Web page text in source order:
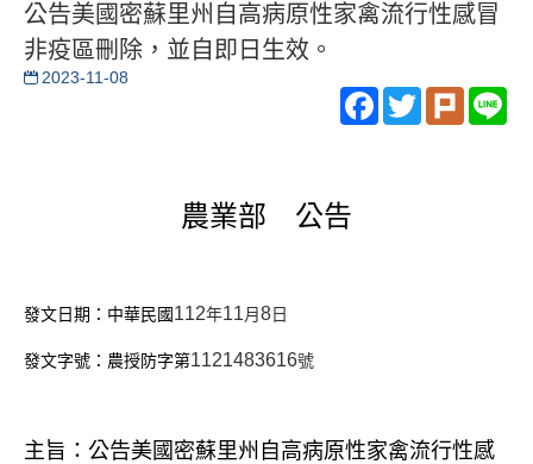
公告美國密蘇里州自高病原性家禽流行性感冒
非疫區刪除，並自即日生效。
2023-11-08
Facebook
TwitterPlurk
農業部 公告
發文日期：中華民國112年11月8日
發文字號：農授防字第1121483616號
主旨：公告美國密蘇里州自高病原性家禽流行性感